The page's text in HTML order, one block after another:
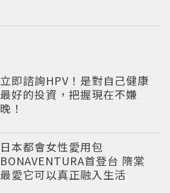
立即諮詢HPV！是對自己健康
最好的投資，把握現在不嫌
晚！
日本都會女性愛用包
BONAVENTURA首登台 隋棠
最愛它可以真正融入生活